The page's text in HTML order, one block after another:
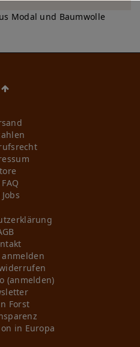
Modal und Baumwolle
FAQ
Jobs
anmelden
(anmelden)
Forst
in Europa